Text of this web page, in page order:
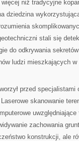
niż tradycyjne
dziedzina
stali się
do odkrywania
ludzi mieszkających
przed
skanowanie
zachowania
konstrukcji, ale